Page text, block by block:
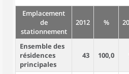
Emplacement
de
stationnement
2012 %
Ensemble des
résidences
principales
43 100,0